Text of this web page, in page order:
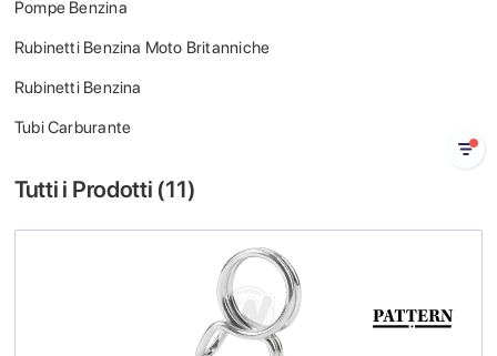
Pompe Benzina
Rubinetti Benzina Moto Britanniche
Rubinetti Benzina
Tubi Carburante
Tutti i Prodotti (11)